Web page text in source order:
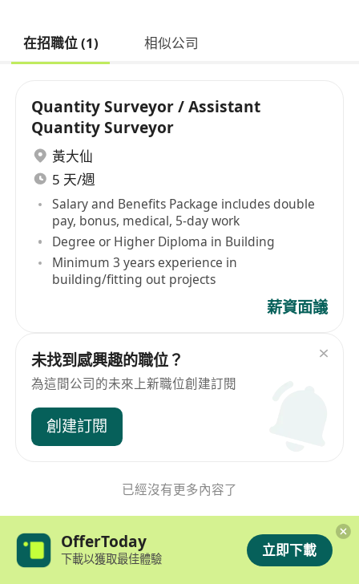
在招職位 (1) 相似公司
Quantity Surveyor / Assistant
Quantity Surveyor
黃大仙
5 天/週
Salary and Benefits Package includes double
pay, bonus, medical, 5-day work
Degree or Higher Diploma in Building
Minimum 3 years experience in
building/fitting out projects
薪資面議
未找到感興趣的職位？
為這間公司的未來上新職位創建訂閱
創建訂閱
已經沒有更多內容了
OfferToday
下載以獲取最佳體驗 立即下載